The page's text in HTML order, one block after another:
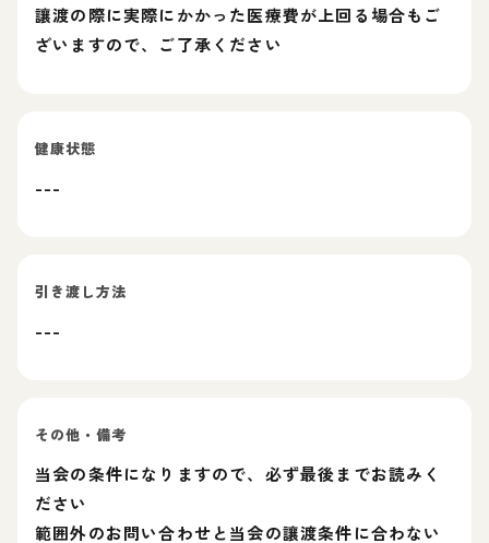
讓渡の際に実際にかかった医療費が上回る場合もご
ざいますので、ご了承ください
健康状態
---
引き渡し方法
---
その他・備考
当会の条件になりますので、必ず最後までお読みく
ださい
範囲外のお問い合わせと当会の讓渡条件に合わない